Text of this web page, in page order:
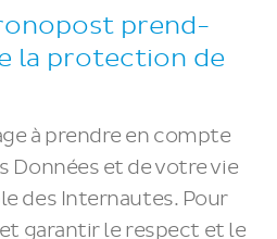
prend-
la protection de
à prendre en compte
Données et de votre vie
des Internautes. Pour
garantir le respect et le